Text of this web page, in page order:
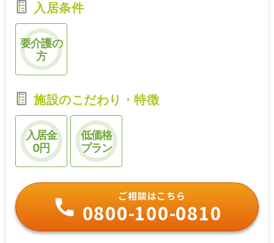
入居条件
要介護の
方
施設のこだわり・特徴
入居金
0円
低価格
プラン
ご相談はこちら
0800-100-0810